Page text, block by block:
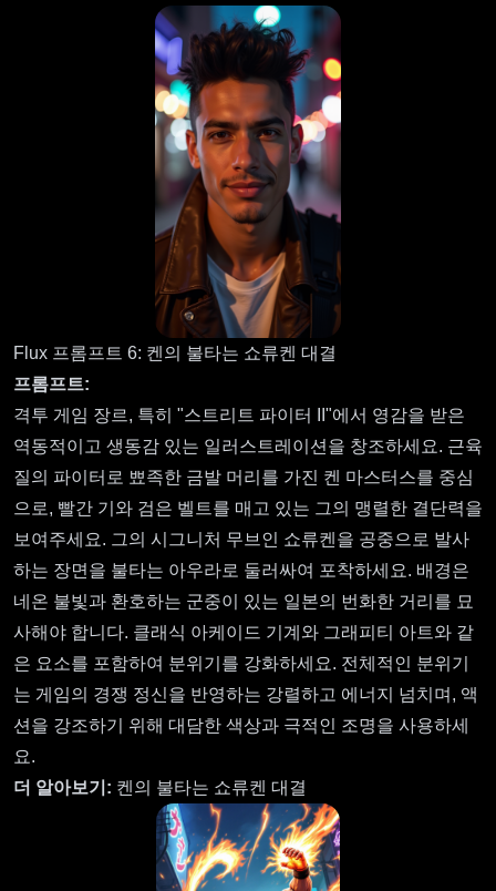
Flux 프롬프트 6: 켄의 불타는 쇼류켄 대결
프롬프트:
격투 게임 장르, 특히 "스트리트 파이터 II"에서 영감을 받은
역동적이고 생동감 있는 일러스트레이션을 창조하세요. 근육
질의 파이터로 뾰족한 금발 머리를 가진 켄 마스터스를 중심
으로, 빨간 기와 검은 벨트를 매고 있는 그의 맹렬한 결단력을
보여주세요. 그의 시그니처 무브인 쇼류켄을 공중으로 발사
하는 장면을 불타는 아우라로 둘러싸여 포착하세요. 배경은
네온 불빛과 환호하는 군중이 있는 일본의 번화한 거리를 묘
사해야 합니다. 클래식 아케이드 기계와 그래피티 아트와 같
은 요소를 포함하여 분위기를 강화하세요. 전체적인 분위기
는 게임의 경쟁 정신을 반영하는 강렬하고 에너지 넘치며, 액
션을 강조하기 위해 대담한 색상과 극적인 조명을 사용하세
요.
더 알아보기: 켄의 불타는 쇼류켄 대결